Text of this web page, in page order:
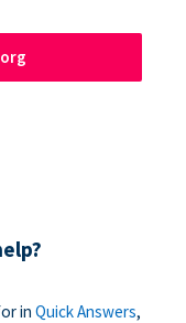
in Quick Answers,